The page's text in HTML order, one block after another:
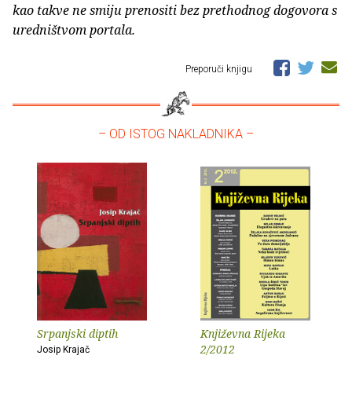
kao takve ne smiju prenositi bez prethodnog dogovora s
uredništvom portala.
Preporuči knjigu
– OD ISTOG NAKLADNIKA –
Srpanjski diptih
Josip Krajač
Književna Rijeka
2/2012